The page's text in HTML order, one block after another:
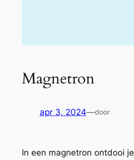
Magnetron
apr 3, 2024—door
In een magnetron ontdooi je